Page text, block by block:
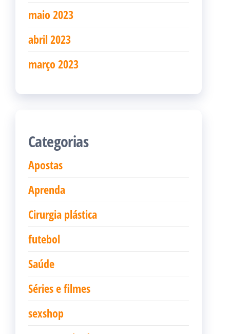
maio 2023
abril 2023
março 2023
Categorias
Apostas
Aprenda
Cirurgia plástica
futebol
Saúde
Séries e filmes
sexshop